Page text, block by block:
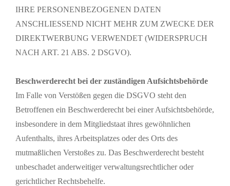
IHRE PERSONENBEZOGENEN DATEN
ANSCHLIESSEND NICHT MEHR ZUM ZWECKE DER
DIREKTWERBUNG VERWENDET (WIDERSPRUCH
NACH ART. 21 ABS. 2 DSGVO).
Beschwerderecht bei der zuständigen Aufsichtsbehörde
Im Falle von Verstößen gegen die DSGVO steht den
Betroffenen ein Beschwerderecht bei einer Aufsichtsbehörde,
insbesondere in dem Mitgliedstaat ihres gewöhnlichen
Aufenthalts, ihres Arbeitsplatzes oder des Orts des
mutmaßlichen Verstoßes zu. Das Beschwerderecht besteht
unbeschadet anderweitiger verwaltungsrechtlicher oder
gerichtlicher Rechtsbehelfe.